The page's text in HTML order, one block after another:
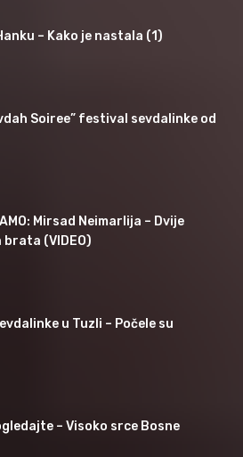
– Kako je nastala (1)
Soiree” festival sevdalinke od
Mirsad Neimarlija – Dvije
(VIDEO)
u Tuzli – Počele su
– Visoko srce Bosne